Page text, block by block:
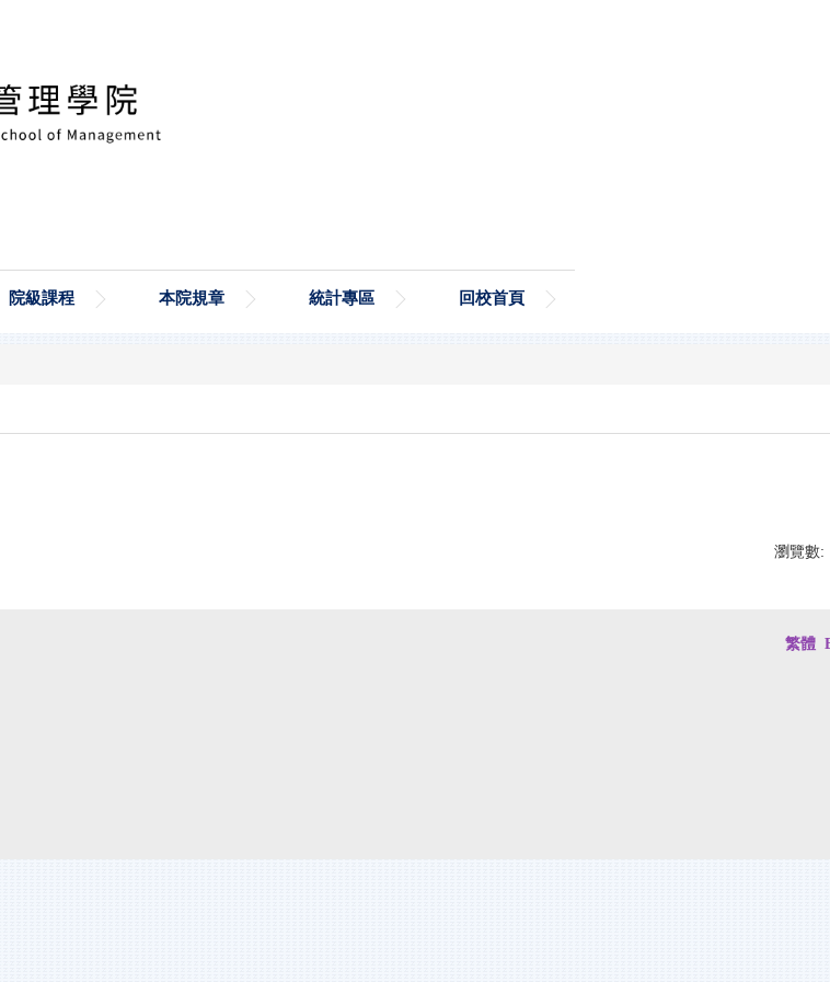
院級課程 本院規章 統計專區 回校首頁
瀏覽數:
繁體